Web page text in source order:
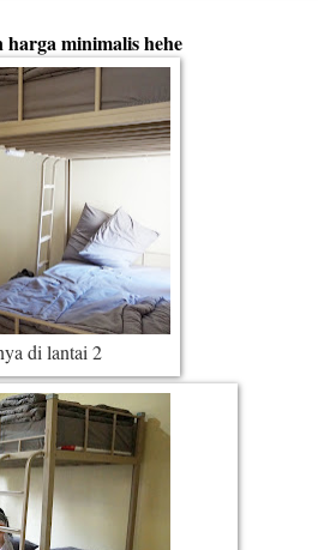
minimalis hehe
di lantai 2